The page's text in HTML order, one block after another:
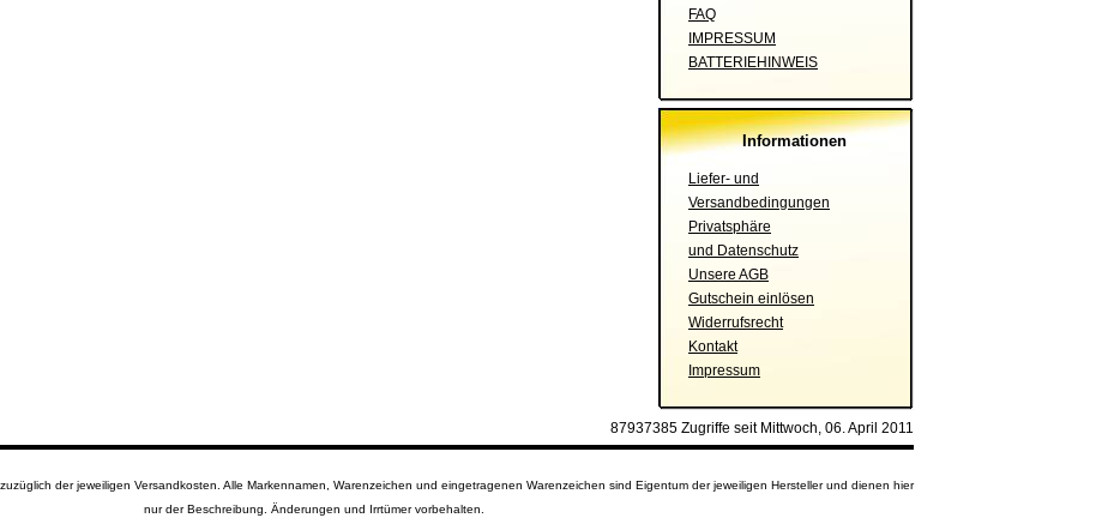
FAQ
IMPRESSUM
BATTERIEHINWEIS
Informationen
Liefer- und
Versandbedingungen
Privatsphäre
und Datenschutz
Unsere AGB
Gutschein einlösen
Widerrufsrecht
Kontakt
Impressum
87937385 Zugriffe seit Mittwoch, 06. April 2011
der jeweiligen Versandkosten. Alle Markennamen, Warenzeichen und eingetragenen Warenzeichen sind Eigentum der jeweiligen Hersteller und dienen hier
nur der Beschreibung. Änderungen und Irrtümer vorbehalten.